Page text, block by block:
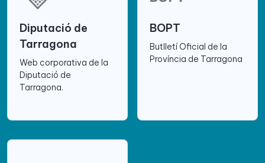
Diputació de
Tarragona
Web corporativa de la
Diputació de
Tarragona.
BOPT
Butlletí Oficial de la
Província de Tarragona